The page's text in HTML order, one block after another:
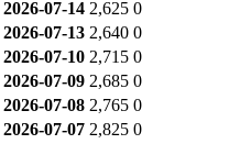
2026-07-29 2,700 0
2026-07-28 2,745 0
2026-07-27 2,860 0
2026-07-24 2,930 0
2026-07-23 2,955 0
2026-07-22 2,785 0